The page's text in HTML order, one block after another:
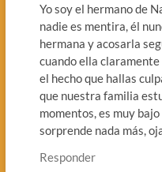
Yo soy el hermano de
nadie es mentira, él
hermana y acosarla
cuando ella claramente
el hecho que hallas
que nuestra familia
momentos, es muy
sorprende nada más,
Responder